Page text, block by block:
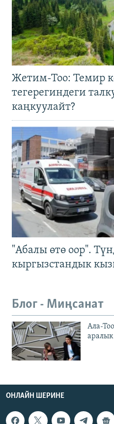
Жетим-Тоо: Темир
тегерегиндеги
каңкуулайт?
"Абалы өтө оор".
кыргызстандык
Блог - Миңсанат
Ала-
ОНЛАЙН ШЕРИНЕ